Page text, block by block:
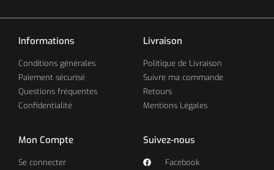
Informations
Conditions générales
Paiement sécurisé
Questions fréquentes
Confidentialité
Livraison
Politique de Livraison
Suivre ma commande
Retours
Mentions Légales
Mon Compte
Se connecter
Suivez-nous
Facebook